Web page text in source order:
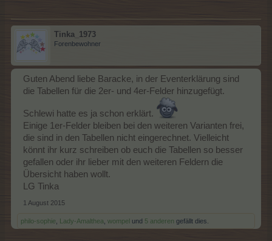
Tinka_1973
Forenbewohner
Guten Abend liebe Baracke, in der Eventerklärung sind
die Tabellen für die 2er- und 4er-Felder hinzugefügt.
Schlewi hatte es ja schon erklärt.
Einige 1er-Felder bleiben bei den weiteren Varianten frei,
die sind in den Tabellen nicht eingerechnet. Vielleicht
könnt ihr kurz schreiben ob euch die Tabellen so besser
gefallen oder ihr lieber mit den weiteren Feldern die
Übersicht haben wollt.
LG Tinka
1 August 2015
philo-sophie Lady-Amalthea wompel und 5 anderen gefällt dies.